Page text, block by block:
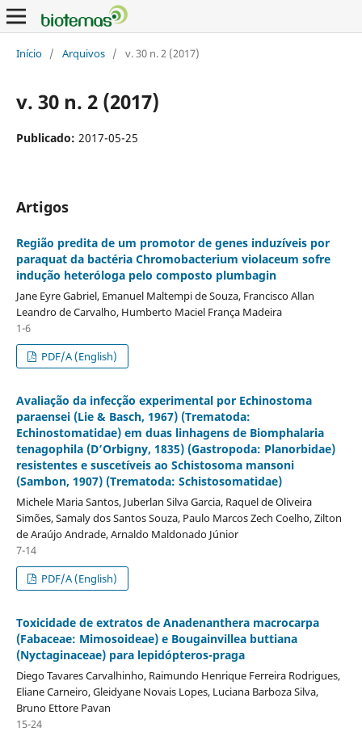
Início / Arquivos / v. 30 n. 2 (2017)
v. 30 n. 2 (2017)
Publicado: 2017-05-25
Artigos
Região predita de um promotor de genes induzíveis por
paraquat da bactéria Chromobacterium violaceum sofre
indução heteróloga pelo composto plumbagin
Jane Eyre Gabriel, Emanuel Maltempi de Souza, Francisco Allan
Leandro de Carvalho, Humberto Maciel França Madeira
1-6
PDF/A (English)
Avaliação da infecção experimental por Echinostoma
paraensei (Lie & Basch, 1967) (Trematoda:
Echinostomatidae) em duas linhagens de Biomphalaria
tenagophila (D’Orbigny, 1835) (Gastropoda: Planorbidae)
resistentes e suscetíveis ao Schistosoma mansoni
(Sambon, 1907) (Trematoda: Schistosomatidae)
Michele Maria Santos, Juberlan Silva Garcia, Raquel de Oliveira
Simões, Samaly dos Santos Souza, Paulo Marcos Zech Coelho, Zilton
de Araújo Andrade, Arnaldo Maldonado Júnior
7-14
PDF/A (English)
Toxicidade de extratos de Anadenanthera macrocarpa
(Fabaceae: Mimosoideae) e Bougainvillea buttiana
(Nyctaginaceae) para lepidópteros-praga
Diego Tavares Carvalhinho, Raimundo Henrique Ferreira Rodrigues,
Eliane Carneiro, Gleidyane Novais Lopes, Luciana Barboza Silva,
Bruno Ettore Pavan
15-24